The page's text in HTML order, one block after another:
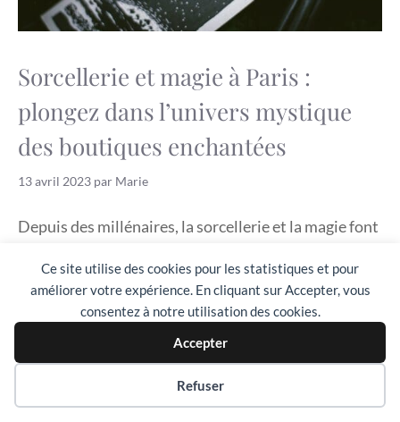
Ce site utilise des cookies pour les statistiques et pour
améliorer votre expérience. En cliquant sur Accepter, vous
consentez à notre utilisation des cookies.
Accepter
Refuser
Préférences des cookies
Sorcellerie et magie à Paris :
plongez dans l’univers mystique
des boutiques enchantées
13 avril 2023 par Marie
Depuis des millénaires, la sorcellerie et la magie font
bien des …Lire la suite
Catégories
Divers